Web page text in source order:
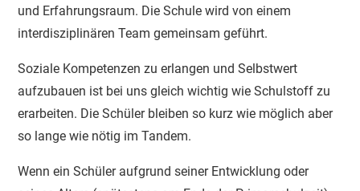
und Erfahrungsraum. Die Schule wird von einem
interdisziplinären Team gemeinsam geführt.
Soziale Kompetenzen zu erlangen und Selbstwert
aufzubauen ist bei uns gleich wichtig wie Schulstoff zu
erarbeiten. Die Schüler bleiben so kurz wie möglich aber
so lange wie nötig im Tandem.
Wenn ein Schüler aufgrund seiner Entwicklung oder